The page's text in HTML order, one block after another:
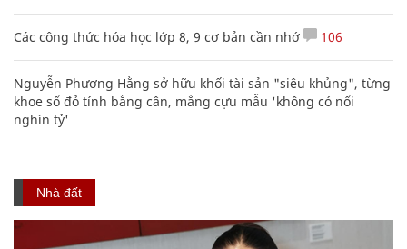
Các công thức hóa học lớp 8, 9 cơ bản cần nhớ 106
Nguyễn Phương Hằng sở hữu khối tài sản "siêu khủng", từng
khoe sổ đỏ tính bằng cân, mắng cựu mẫu 'không có nổi
nghìn tỷ'
Nhà đất